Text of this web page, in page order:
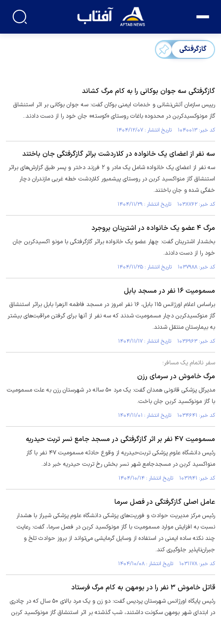
گازگرفتگی
گازگرفتگی سه جوان بوکانی را به کام مرگ کشاند
رییس سازمان آتش‌نشانی و خدمات ایمنی بوکان گفت: سه جوان بوکانی بر اثر استنشاق
گاز مونوکسیدکربن در محدوده باغات روستای «کوسته» جان خود را از دست دادند..
کد خبر: ۱۰۴۰۰۱۳ تاریخ انتشار : ۱۴۰۴/۱۲/۰۷
سه نفر از اعضای یک خانواده در کلاردشت براثر گازگرفتگی جان باختند
سه نفر از اعضای یک خانواده شامل یک مادر و ۲ فرزند دختر و پسر طبق گزارش‌های براثر
استنشاق گاز منواکسید کربن در روستای پیشمبور کلاردشت خطه غربی مازندران دچار
خفگی شده و جان باختند.
کد خبر: ۱۰۳۸۷۶۲ تاریخ انتشار : ۱۴۰۴/۱۱/۲۹
مرگ ۴ عضو یک خانواده در اشترینان بروجرد
بخشدار اشترینان گفت: چهار عضو یک خانواده براثر گازگرفتگی با مونو اکسیدکربن جان
خود را از دست دادند.
کد خبر: ۱۰۳۷۹۸۸ تاریخ انتشار : ۱۴۰۴/۱۱/۲۵
مسمومیت ۱۶ نفر در مسجد بابل
براساس اعلام اورژانس ۱۱۵ بابل، ۱۶ نفر امروز در مسجد فاطمه الزهرا بابل براثر استنشاق
گاز منوکسیدکربن دچار مسمومیت شدند که سه نفر از آنها برای گرفتن مراقبت‌های بیشتر
به بیمارستان منتقل شدند.
کد خبر: ۱۰۳۶۹۶۳ تاریخ انتشار : ۱۴۰۴/۱۱/۱۷
سفر ناتمام یک مسافر؛
مرگ خاموش در سرمای رزن
مدیرکل پزشکی قانونی همدان گفت: یک مرد ۵۰ ساله در شهرستان رزن به علت مسمومیت
با گاز مونوکسید کربن جان باخت.
کد خبر: ۱۰۳۴۶۴۱ تاریخ انتشار : ۱۴۰۴/۱۱/۰۱
مسمومیت ۴۷ نفر بر اثر گازگرفتگی در مسجد جامع نسر تربت حیدریه
رئیس دانشگاه علوم پزشکی تربت‌حیدریه از وقوع حادثه مسمومیت ۴۷ نفر با گاز
منواکسید کربن در مسجدجامع شهر نسر بخش رخ تربت حیدریه خبر داد.
کد خبر: ۱۰۳۱۹۴۱ تاریخ انتشار : ۱۴۰۴/۱۰/۱۴
عامل اصلی گازگرفتگی در فصل سرما
رئیس مرکز مدیریت حوادث و فوریت‌های پزشکی دانشگاه علوم پزشکی شیراز با هشدار
نسبت به افزایش موارد مسمومیت با گاز مونوکسید کربن در فصل سرما، گفت: رعایت
چند نکته ساده ایمنی در استفاده از وسایل گرمایشی می‌تواند از بروز حوادث تلخ و
جبران‌ناپذیر جلوگیری کند.
کد خبر: ۱۰۳۱۱۷۸ تاریخ انتشار : ۱۴۰۴/۱۰/۰۸
قاتل خاموش ۳ نفر را در بومهن به کام مرگ فرستاد
رئیس پایگاه اورژانس شهرستان پردیس گفت: دو زن و یک مرد بالای ۵۰ سال که در چادری
در ابتدای شهر بومهن سکونت داشتند، شب گذشته بر اثر استنشاق گاز مونوکسید کربن